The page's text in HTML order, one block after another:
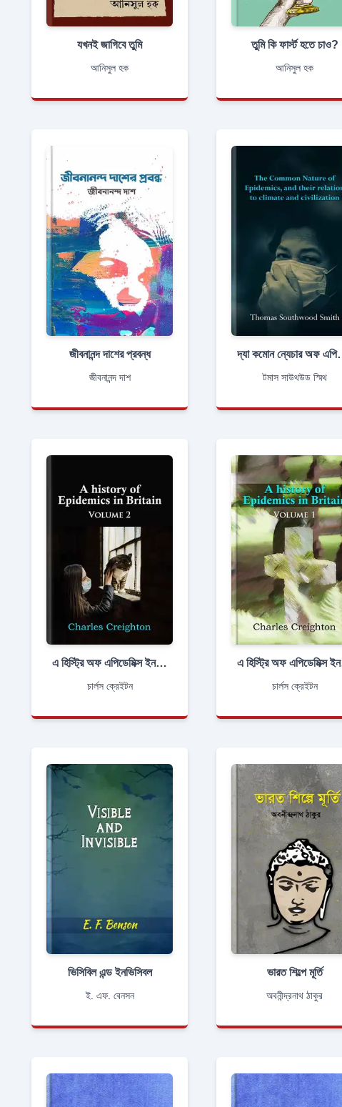
যখনই জাগিবে তুমি
আনিসুল হক
তুমি কি ফার্স্ট হতে চাও?
আনিসুল হক
জীবনানন্দ দাশের প্রবন্ধ
জীবনানন্দ দাশ
দ্যা কমোন ন্যেচার অফ
টমাস সাউথউড স্মিথ
এ হিস্ট্রি অফ এপিডেমিক্স ইন ব্রিটেইন, ভলিউম ২ ( অফ ২)
চার্লস ক্রেইটন
এ
চার্লস ক্রেইটন
ভিসিবিল এন্ড ইনভিসিবল
ই. এফ. বেনসন
ভারত শিল্পে মূর্তি
অবনীন্দ্রনাথ ঠাকুর